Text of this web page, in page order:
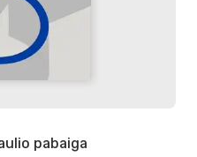
pabaiga